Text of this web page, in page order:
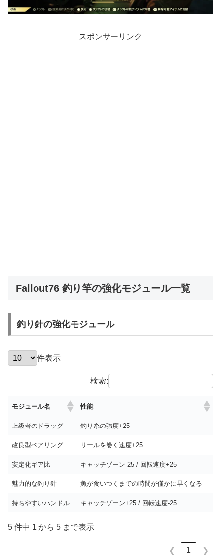
スポンサーリンク
Fallout76 釣り竿の強化モジュール一覧
釣り針の強化モジュール
件表示
検索:
モジュール名 性能
上級者のドラッグ 釣り糸の強度+25
改良型ベアリング リールを巻く速度+25
安定化ギア比 キャッチゾーン-25 / 回転速度+25
魅力的な釣り針 魚が食いつくまでの時間が僅かに早くなる
持ちやすいハンドル キャッチゾーン+25 / 回転速度-25
5 件中 1 から 5 まで表示
❮ 1 ❯